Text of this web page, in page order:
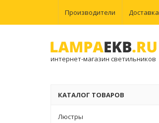
Производители Доставка
интернет-магазин светильников
КАТАЛОГ ТОВАРОВ
Люстры